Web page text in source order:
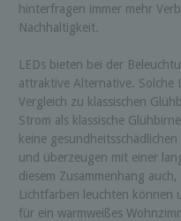
hinterfragen immer mehr
Nachhaltigkeit.
LEDs bieten bei der
attraktive Alternative. Solche
Vergleich zu klassischen
Strom als klassische
keine
und überzeugen mit einer
diesem Zusammenhang
Lichtfarben leuchten können
für ein warmweißes